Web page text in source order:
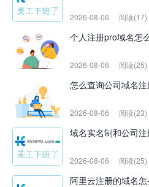
2026-08-06 阅读(17)
个人注册pro域名怎
2026-08-06 阅读(25)
怎么查询公司域名
2026-08-06 阅读(23)
域名实名制和公司
2026-08-06 阅读(25)
阿里云注册的域名